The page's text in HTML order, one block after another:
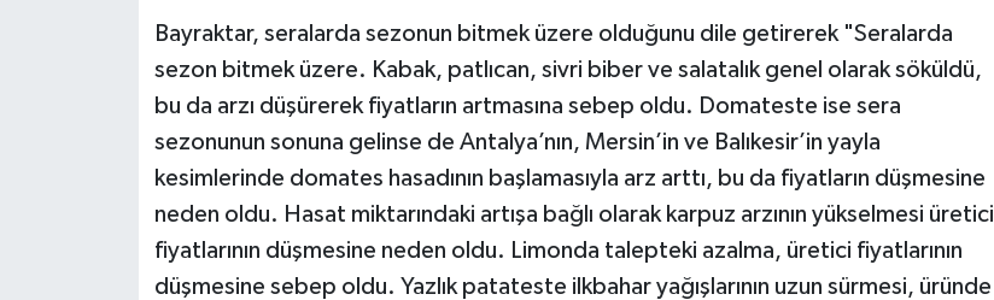
Bayraktar, seralarda sezonun bitmek üzere olduğunu dile getirerek "Seralarda
sezon bitmek üzere. Kabak, patlıcan, sivri biber ve salatalık genel olarak söküldü,
bu da arzı düşürerek fiyatların artmasına sebep oldu. Domateste ise sera
sezonunun sonuna gelinse de Antalya’nın, Mersin’in ve Balıkesir’in yayla
kesimlerinde domates hasadının başlamasıyla arz arttı, bu da fiyatların düşmesine
neden oldu. Hasat miktarındaki artışa bağlı olarak karpuz arzının yükselmesi üretici
fiyatlarının düşmesine neden oldu. Limonda talepteki azalma, üretici fiyatlarının
düşmesine sebep oldu. Yazlık patateste ilkbahar yağışlarının uzun sürmesi, üründe